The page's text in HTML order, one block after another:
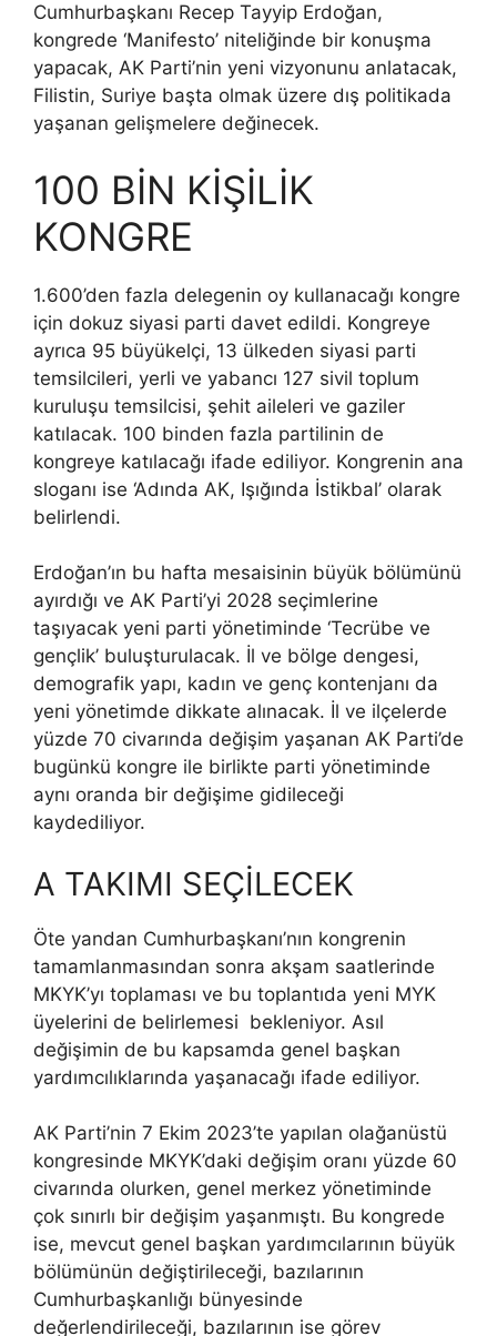
Cumhurbaşkanı Recep Tayyip Erdoğan,
kongrede ‘Manifesto’ niteliğinde bir konuşma
yapacak, AK Parti’nin yeni vizyonunu anlatacak,
Filistin, Suriye başta olmak üzere dış politikada
yaşanan gelişmelere değinecek.
100 BİN KİŞİLİK
KONGRE
1.600’den fazla delegenin oy kullanacağı kongre
için dokuz siyasi parti davet edildi. Kongreye
ayrıca 95 büyükelçi, 13 ülkeden siyasi parti
temsilcileri, yerli ve yabancı 127 sivil toplum
kuruluşu temsilcisi, şehit aileleri ve gaziler
katılacak. 100 binden fazla partilinin de
kongreye katılacağı ifade ediliyor. Kongrenin ana
sloganı ise ‘Adında AK, Işığında İstikbal’ olarak
belirlendi.
Erdoğan’ın bu hafta mesaisinin büyük bölümünü
ayırdığı ve AK Parti’yi 2028 seçimlerine
taşıyacak yeni parti yönetiminde ‘Tecrübe ve
gençlik’ buluşturulacak. İl ve bölge dengesi,
demografik yapı, kadın ve genç kontenjanı da
yeni yönetimde dikkate alınacak. İl ve ilçelerde
yüzde 70 civarında değişim yaşanan AK Parti’de
bugünkü kongre ile birlikte parti yönetiminde
aynı oranda bir değişime gidileceği
kaydediliyor.
A TAKIMI SEÇİLECEK
Öte yandan Cumhurbaşkanı’nın kongrenin
tamamlanmasından sonra akşam saatlerinde
MKYK’yı toplaması ve bu toplantıda yeni MYK
üyelerini de belirlemesi bekleniyor. Asıl
değişimin de bu kapsamda genel başkan
yardımcılıklarında yaşanacağı ifade ediliyor.
AK Parti’nin 7 Ekim 2023’te yapılan olağanüstü
kongresinde MKYK’daki değişim oranı yüzde 60
civarında olurken, genel merkez yönetiminde
çok sınırlı bir değişim yaşanmıştı. Bu kongrede
ise, mevcut genel başkan yardımcılarının büyük
bölümünün değiştirileceği, bazılarının
Cumhurbaşkanlığı bünyesinde
değerlendirileceği, bazılarının ise görev